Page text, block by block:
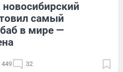
самый
в мире —
449 32